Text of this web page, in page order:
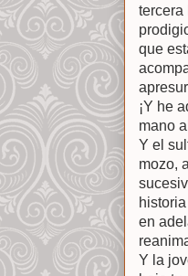
tercera
que
¡Y he
mano
Y el
mozo,
en
Y la